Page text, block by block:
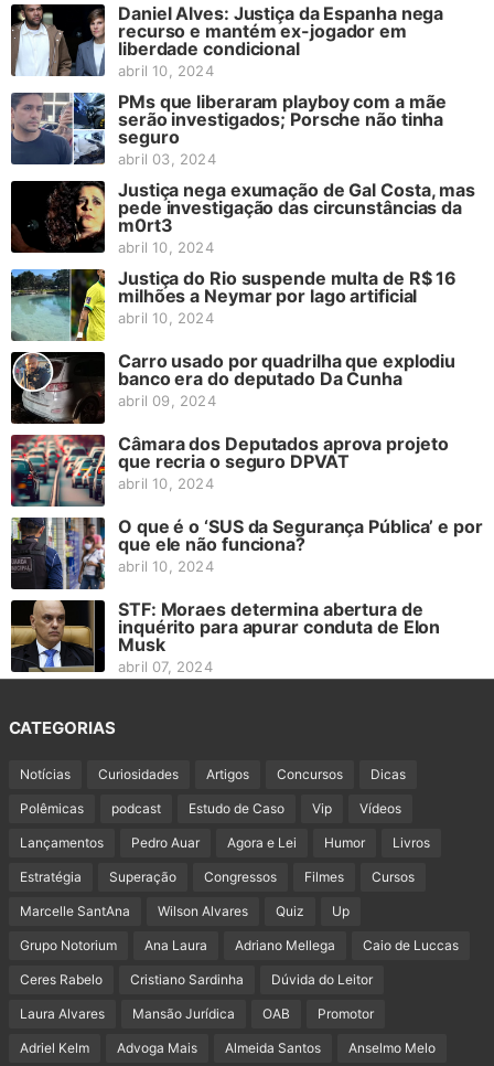
Daniel Alves: Justiça da Espanha nega
recurso e mantém ex-jogador em
liberdade condicional
abril 10, 2024
PMs que liberaram playboy com a mãe
serão investigados; Porsche não tinha
seguro
abril 03, 2024
Justiça nega exumação de Gal Costa, mas
pede investigação das circunstâncias da
m0rt3
abril 10, 2024
Justiça do Rio suspende multa de R$ 16
milhões a Neymar por lago artificial
abril 10, 2024
Carro usado por quadrilha que explodiu
banco era do deputado Da Cunha
abril 09, 2024
Câmara dos Deputados aprova projeto
que recria o seguro DPVAT
abril 10, 2024
O que é o ‘SUS da Segurança Pública’ e por
que ele não funciona?
abril 10, 2024
STF: Moraes determina abertura de
inquérito para apurar conduta de Elon
Musk
abril 07, 2024
CATEGORIAS
Notícias Curiosidades Artigos Concursos Dicas
Polêmicas podcast Estudo de Caso Vip Vídeos
Lançamentos Pedro Auar Agora e Lei Humor Livros
Estratégia Superação Congressos Filmes Cursos
Marcelle SantAna Wilson Alvares Quiz Up
Grupo Notorium Ana Laura Adriano Mellega Caio de Luccas
Ceres Rabelo Cristiano Sardinha Dúvida do Leitor
Laura Alvares Mansão Jurídica OAB Promotor
Adriel Kelm Advoga Mais Almeida Santos Anselmo Melo